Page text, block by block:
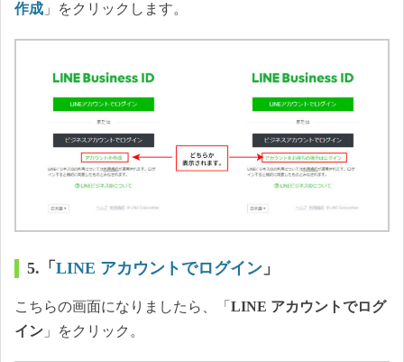
作成 」をクリックします。
5.「 LINE アカウントでログイン 」
こちらの画面になりましたら、「 LINE アカウントでログ
イン 」をクリック。